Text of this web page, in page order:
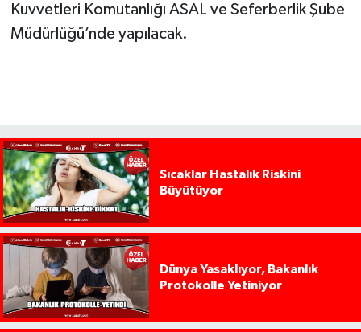
Kuvvetleri Komutanlığı ASAL ve Seferberlik Şube
Müdürlüğü’nde yapılacak.
Sıcaklar Hastalık Riskini
Büyütüyor
Dünya Yasaklıyor, Bakanlık
Protokolle Yetiniyor